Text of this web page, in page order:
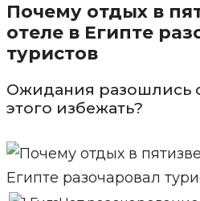
Почему отдых в
отеле в Египте
туристов
Ожидания разошлись
этого избежать?